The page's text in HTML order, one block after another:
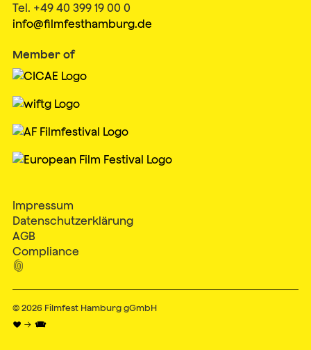
Tel. +49 40 399 19 00 0
info@filmfesthamburg.de
Member of
Impressum
Datenschutzerklärung
AGB
Compliance

© 2026 Filmfest Hamburg gGmbH
♥ → 